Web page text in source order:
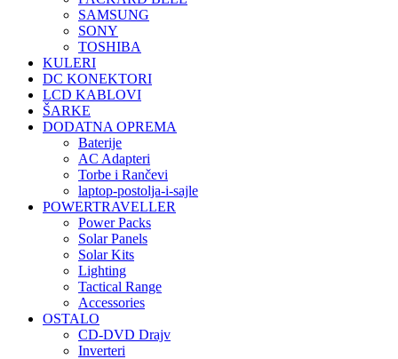
SAMSUNG
SONY
TOSHIBA
KULERI
DC KONEKTORI
LCD KABLOVI
ŠARKE
DODATNA OPREMA
Baterije
AC Adapteri
Torbe i Rančevi
laptop-postolja-i-sajle
POWERTRAVELLER
Power Packs
Solar Panels
Solar Kits
Lighting
Tactical Range
Accessories
OSTALO
CD-DVD Drajv
Inverteri